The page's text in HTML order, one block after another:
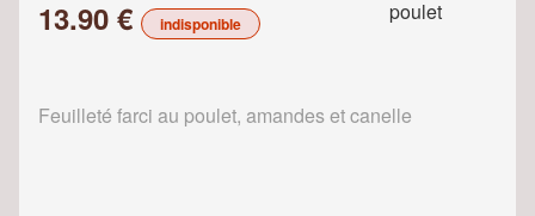
13.90 € indisponible
Feuilleté farci au poulet, amandes et canelle